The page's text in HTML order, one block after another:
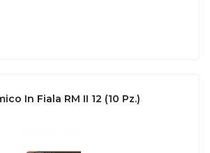
In Fiala RM II 12 (10 Pz.)